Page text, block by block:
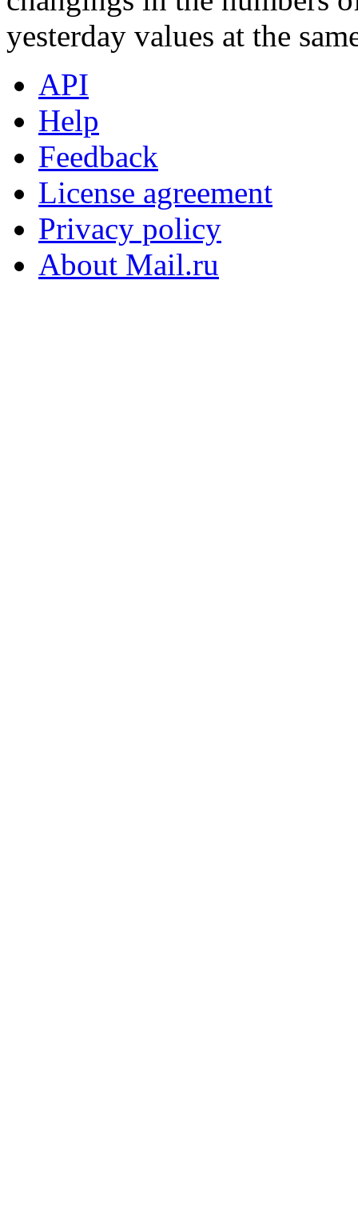
yesterday values at the
API
Help
Feedback
License agreement
Privacy policy
About Mail.ru